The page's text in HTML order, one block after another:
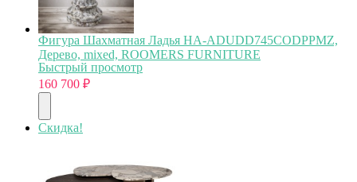
Фигура Шахматная Ладья HA-ADUDD745CODPPMZ,
Дерево, mixed, ROOMERS FURNITURE
Быстрый просмотр
160 700 ₽
Скидка!